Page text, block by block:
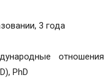
3 года
отношения
PhD